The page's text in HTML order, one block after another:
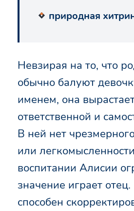
природная
Невзирая на то, что
обычно балуют
именем, она
ответственной и
В ней нет
или
воспитании Алисии
значение играет
способен